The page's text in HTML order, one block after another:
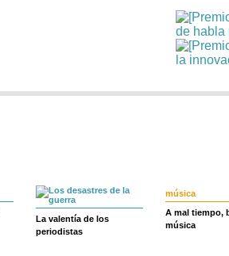
La valentía de los
periodistas
música
A mal tiempo,
música